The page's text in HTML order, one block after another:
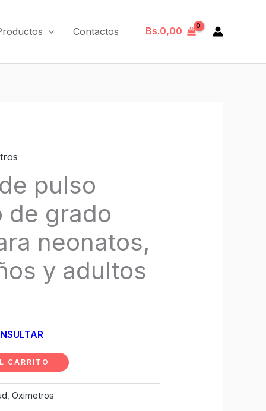
Contactos Bs.0,00
pulso
de grado
neonatos,
y adultos
CARRITO
,Oximetros